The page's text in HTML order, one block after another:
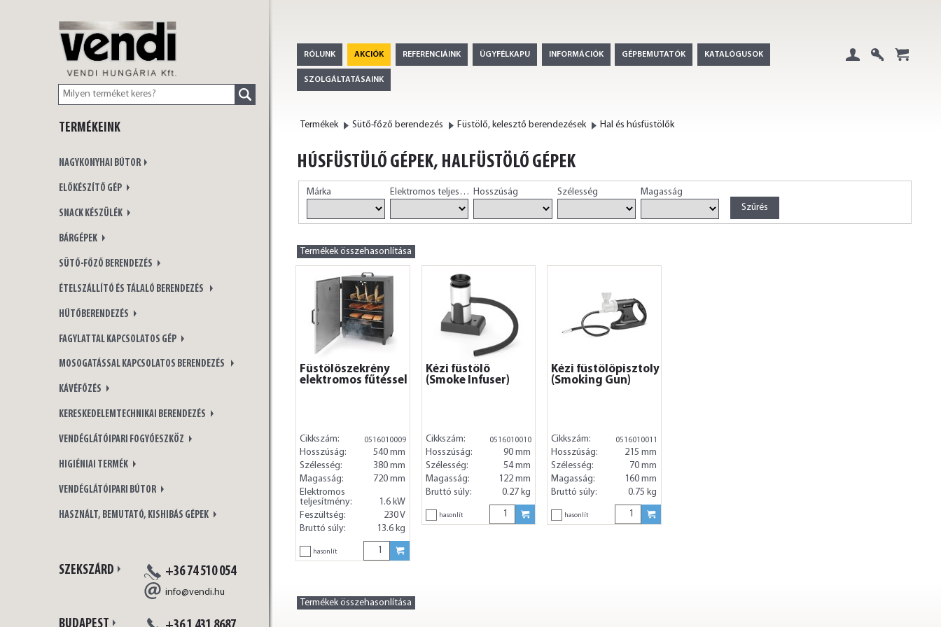
TERMÉKEINK
NAGYKONYHAI BÚTOR
ELŐKÉSZÍTŐ GÉP
SNACK KÉSZÜLÉK
BÁRGÉPEK
SÜTŐ-FŐZŐ BERENDEZÉS
ÉTELSZÁLLÍTÓ ÉS TÁLALÓ BERENDEZÉS
HŰTŐBERENDEZÉS
FAGYLATTAL KAPCSOLATOS GÉP
MOSOGATÁSSAL KAPCSOLATOS BERENDEZÉS
KÁVÉFŐZÉS
KERESKEDELEMTECHNIKAI BERENDEZÉS
VENDÉGLÁTÓIPARI FOGYÓESZKÖZ
HIGIÉNIAI TERMÉK
VENDÉGLÁTÓIPARI BÚTOR
HASZNÁLT, BEMUTATÓ, KISHIBÁS GÉPEK
SZEKSZÁRD +36 74 510 054
info@vendi.hu
BUDAPEST
RÓLUNK AKCIÓK REFERENCIÁINK ÜGYFÉLKAPU INFORMÁCIÓK GÉPBEMUTATÓK KATALÓGUSOK
SZOLGÁLTATÁSAINK
Termékek Sütő-főző berendezés Füstölő, kelesztő berendezések Hal és húsfüstölők
HÚSFÜSTÜLŐ GÉPEK, HALFÜSTÖLŐ GÉPEK
Márka Elektromos teljesítményHosszúság Szélesség Magasság
Termékek összehasonlítása
Füstölőszekrény
elektromos fűtéssel
Cikkszám: 0516010009
Hosszúság:
540 mm
Szélesség:
380 mm
Magasság:
720 mm
Elektromos
teljesítmény:
1.6 kW
Feszültség:
230 V
Bruttó súly:
13.6 kg
hasonlít
Kézi füstölő
(Smoke Infuser)
Cikkszám: 0516010010
Hosszúság:
90 mm
Szélesség:
54 mm
Magasság:
122 mm
Bruttó súly:
0.27 kg
hasonlít
Kézi füstölőpisztoly
(Smoking Gun)
Cikkszám: 0516010011
Hosszúság:
215 mm
Szélesség:
70 mm
Magasság:
160 mm
Bruttó súly:
0.75 kg
hasonlít
Termékek összehasonlítása